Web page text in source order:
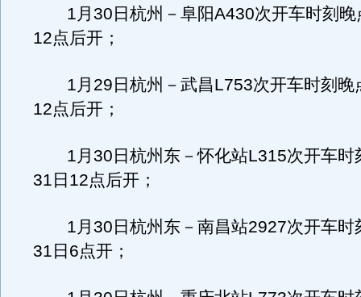
1月30日杭州－阜阳A430次开车时刻晚
12点后开；
1月29日杭州－武昌L753次开车时刻晚
12点后开；
1月30日杭州东－怀化站L315次开车时
31日12点后开；
1月30日杭州东－南昌站2927次开车时
31日6点开；